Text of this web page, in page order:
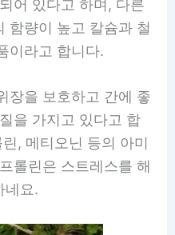
어 있다고 하며, 다른
함량이 높고 칼슘과 철
이라고 합니다.
장을 보호하고 간에 좋
을 가지고 있다고 합
, 메티오닌 등의 아미
롤린은 스트레스를 해
네요.